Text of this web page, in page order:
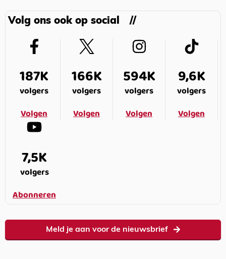
Volg ons ook op social
187K
volgers
Volgen
166K
volgers
Volgen
594K
volgers
Volgen
9,6K
volgers
Volgen
7,5K
volgers
Abonneren
Meld je aan voor de nieuwsbrief